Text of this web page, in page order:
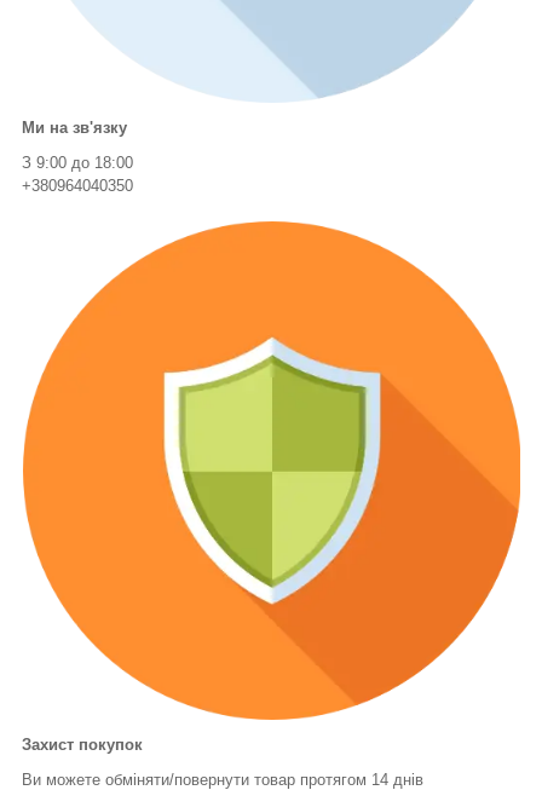
Ми на зв'язку
З 9:00 до 18:00
+380964040350
Захист покупок
Ви можете обміняти/повернути товар протягом 14 днів